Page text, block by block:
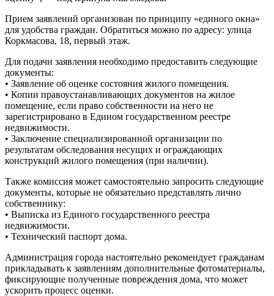
Прием заявлений организован по принципу «единого окна»
для удобства граждан. Обратиться можно по адресу: улица
Коркмасова, 18, первый этаж.
Для подачи заявления необходимо предоставить следующие
документы:
• Заявление об оценке состояния жилого помещения.
• Копии правоустанавливающих документов на жилое
помещение, если право собственности на него не
зарегистрировано в Едином государственном реестре
недвижимости.
• Заключение специализированной организации по
результатам обследования несущих и ограждающих
конструкций жилого помещения (при наличии).
Также комиссия может самостоятельно запросить следующие
документы, которые не обязательно представлять лично
собственнику:
• Выписка из Единого государственного реестра
недвижимости.
• Технический паспорт дома.
Администрация города настоятельно рекомендует гражданам
прикладывать к заявлениям дополнительные фотоматериалы,
фиксирующие полученные повреждения дома, что может
ускорить процесс оценки.